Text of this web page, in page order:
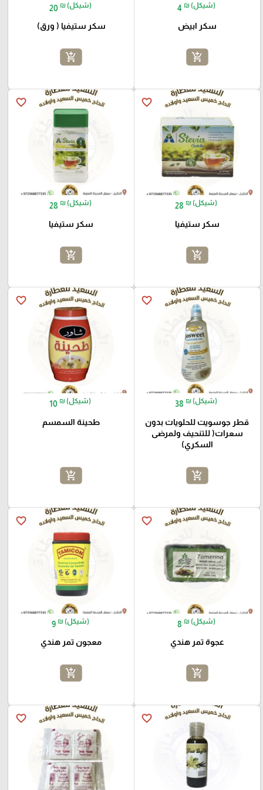
4 ₪ (شيكل)
سكر ابيض
add_shopping_cart
20 ₪ (شيكل)
سكر ستيفيا ( ورق)
add_shopping_cart
favorite_border
28 ₪ (شيكل)
سكر ستيفيا
add_shopping_cart
favorite_border
28 ₪ (شيكل)
سكر ستيفيا
add_shopping_cart
favorite_border
38 ₪ (شيكل)
قطر جوسويت للحلويات بدون
سعرات( للتنحيف ولمرضى
السكري)
add_shopping_cart
favorite_border
10 ₪ (شيكل)
طحينة السمسم
add_shopping_cart
favorite_border
8 ₪ (شيكل)
عجوة تمر هندي
add_shopping_cart
favorite_border
9 ₪ (شيكل)
معجون تمر هندي
add_shopping_cart
favorite_border
favorite_border